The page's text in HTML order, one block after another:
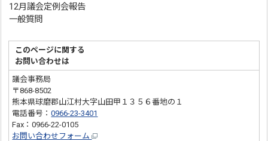
12月議会定例会報告
一般質問
このページに関する
お問い合わせは
議会事務局
〒868-8502
熊本県球磨郡山江村大字山田甲１３５６番地の１
電話番号：0966-23-3401
Fax：0966-22-0105
お問い合わせフォーム